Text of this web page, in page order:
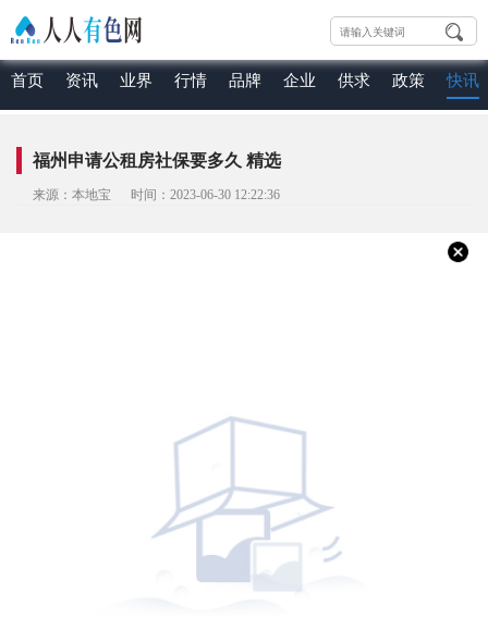
首页 资讯 业界 行情 品牌 企业 供求 政策 快讯
福州申请公租房社保要多久 精选
来源：本地宝 时间：2023-06-30 12:22:36